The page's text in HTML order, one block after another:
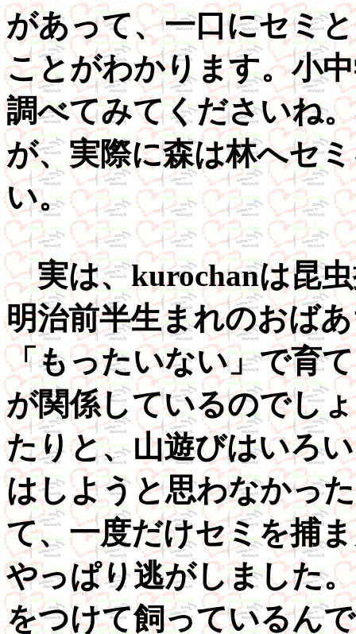
があって、一口にセミ
ことがわかります。小
調べてみてくださいね
が、実際に森は林へセ
い。
実は、kurochanは昆虫
明治前半生まれのおば
「もったいない」で育
が関係しているのでし
たりと、山遊びはいろ
はしようと思わなかっ
て、一度だけセミを捕
やっぱり逃がしました
をつけて飼っているん